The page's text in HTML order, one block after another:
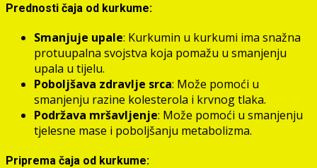
Prednosti čaja od kurkume:
Smanjuje upale: Kurkumin u kurkumi ima snažna
protuupalna svojstva koja pomažu u smanjenju
upala u tijelu.
Poboljšava zdravlje srca: Može pomoći u
smanjenju razine kolesterola i krvnog tlaka.
Podržava mršavljenje: Može pomoći u smanjenju
tjelesne mase i poboljšanju metabolizma.
Priprema čaja od kurkume: